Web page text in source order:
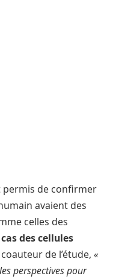
permis de confirmer
avaient des
celles des
des cellules
de l’étude, «
perspectives pour